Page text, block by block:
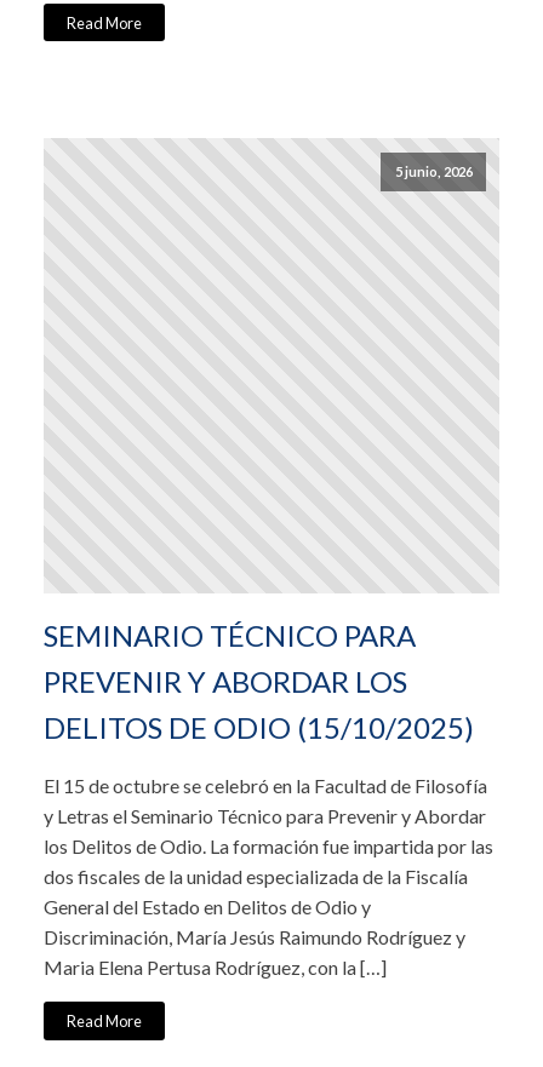
Read More
5 junio, 2026
SEMINARIO TÉCNICO PARA
PREVENIR Y ABORDAR LOS
DELITOS DE ODIO (15/10/2025)
El 15 de octubre se celebró en la Facultad de Filosofía
y Letras el Seminario Técnico para Prevenir y Abordar
los Delitos de Odio. La formación fue impartida por las
dos fiscales de la unidad especializada de la Fiscalía
General del Estado en Delitos de Odio y
Discriminación, María Jesús Raimundo Rodríguez y
Maria Elena Pertusa Rodríguez, con la […]
Read More